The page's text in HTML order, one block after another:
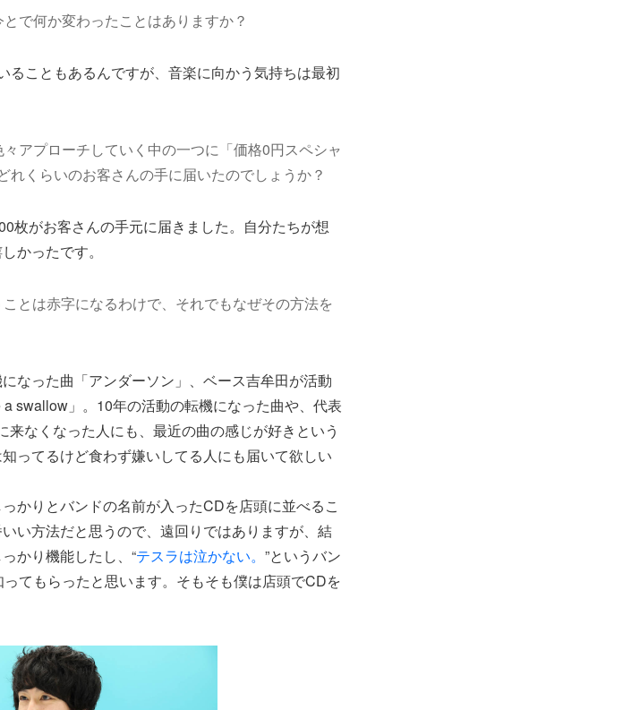
で何か変わったことはありますか？
ることもあるんですが、音楽に向かう気持ちは最初
アプローチしていく中の一つに「価格0円スペシャ
くらいのお客さんの手に届いたのでしょうか？
枚がお客さんの手元に届きました。自分たちが想
かったです。
は赤字になるわけで、それでもなぜその方法を
なった曲「アンダーソン」、ベース吉牟田が活動
swallow」。10年の活動の転機になった曲や、代表
なくなった人にも、最近の曲の感じが好きという
ってるけど食わず嫌いしてる人にも届いて欲しい
かりとバンドの名前が入ったCDを店頭に並べるこ
い方法だと思うので、遠回りではありますが、結
かり機能したし、“テスラは泣かない。 ”というバン
てもらったと思います。そもそも僕は店頭でCDを